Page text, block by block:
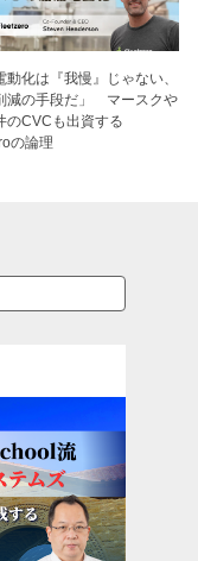
動化は『我慢』じゃない、
減の手段だ」 マースクや
のCVCも出資する
の論理